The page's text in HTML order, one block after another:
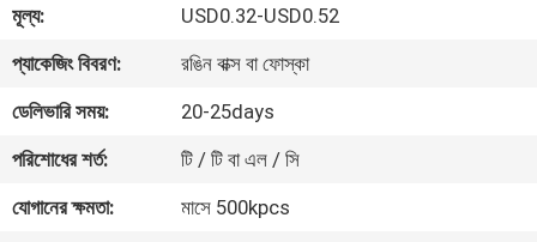
মান
নিয়ন্ত্রণ
যোগাযোগ
করুন
মূল্য:
USD0.32-USD0.52
প্যাকেজিং বিবরণ:
রঙিন বাক্স বা ফোস্কা
ডেলিভারি সময়:
20-25days
পরিশোধের শর্ত:
টি / টি বা এল / সি
যোগানের ক্ষমতা:
মাসে 500kpcs